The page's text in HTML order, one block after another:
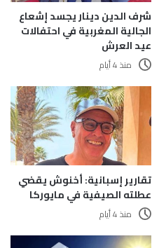
شرف الدين دينار يجسد إشعاع
الجالية المغربية في احتفالات
عيد العرش
منذ 4 أيام
تقارير إسبانية: أخنوش يقضي
عطلته الصيفية في مايوركا
منذ 4 أيام